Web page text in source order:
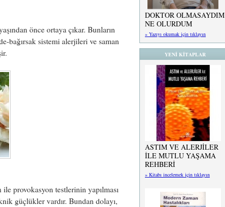
önce ortaya çıkar. Bunların
bağırsak sistemi alerjileri ve saman
provokasyon testlerinin yapılması
güçlükler vardır. Bundan dolayı,
DOKTOR OLMASAYDIM
NE OLURDUM
» Yazıyı okumak için tıklayın
YENİ KİTAPLAR
ASTIM VE ALERJİLER
İLE MUTLU YAŞAMA
REHBERİ
» Kitabı incelemek için tıklayın